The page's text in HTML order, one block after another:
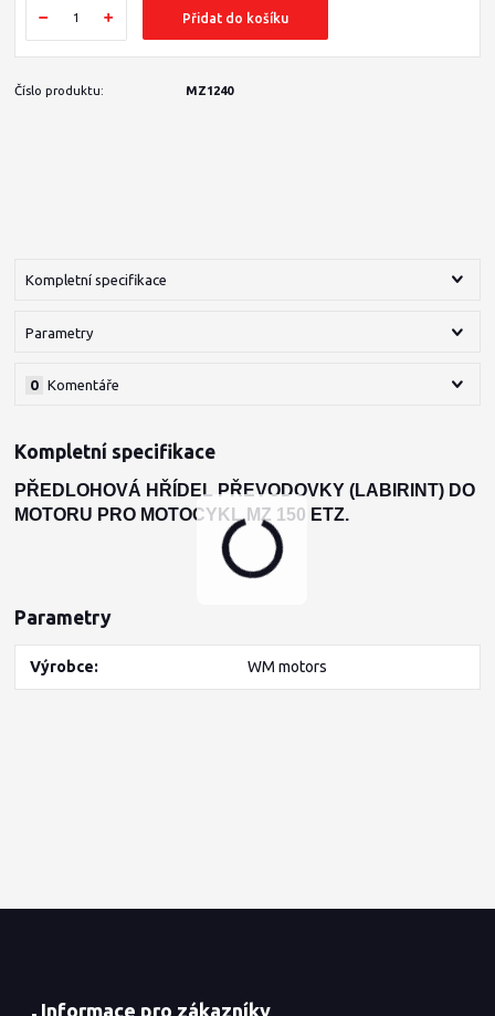
Přidat do košíku
Číslo produktu: MZ1240
Kompletní specifikace
Parametry
Komentáře
0
Kompletní specifikace
PŘEDLOHOVÁ HŘÍDEL PŘEVODOVKY (LABIRINT) DO
MOTORU PRO MOTOCYKL MZ 150 ETZ.
Parametry
Výrobce WM motors
Informace pro zákazníky